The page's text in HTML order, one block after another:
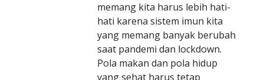
memang kita harus lebih hati-
hati karena sistem imun kita
yang memang banyak berubah
saat pandemi dan lockdown.
Pola makan dan pola hidup
yang sehat harus tetap